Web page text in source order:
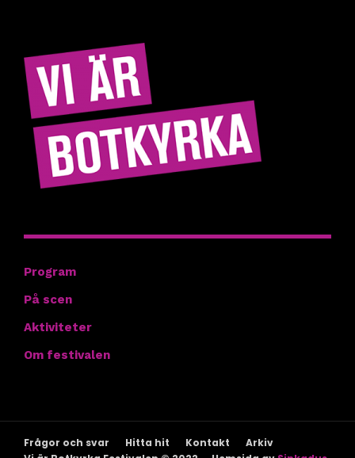
Program
På scen
Aktiviteter
Om festivalen
Frågor och svar Hitta hit Kontakt
Arkiv